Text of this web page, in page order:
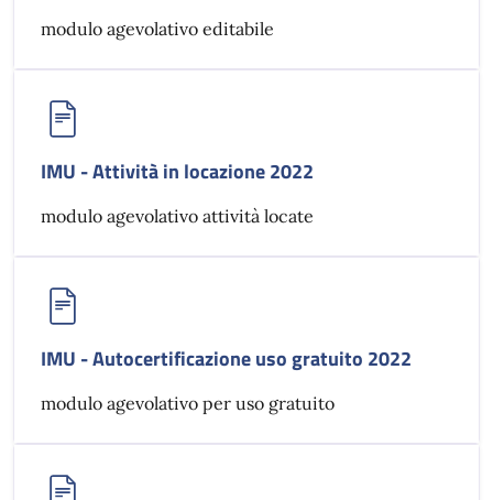
modulo agevolativo editabile
IMU - Attività in locazione 2022
modulo agevolativo attività locate
IMU - Autocertificazione uso gratuito 2022
modulo agevolativo per uso gratuito